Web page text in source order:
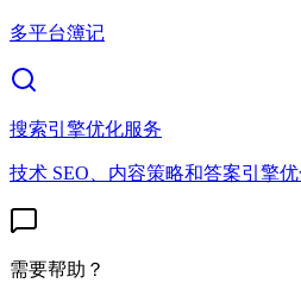
多平台簿记
搜索引擎优化服务
技术 SEO、内容策略和答案引擎
需要帮助？